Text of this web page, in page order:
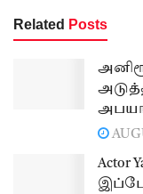
Related Posts
Actor